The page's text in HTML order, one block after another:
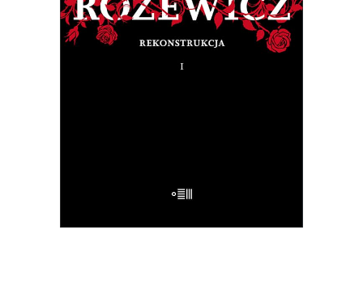
E-BOOK DO KOSZYKA
(tom 1)
Na pytanie: „Kim jesteś?”, Tadeusz
Różewicz odpowiedział przed laty: „Kto
mnie uważnie czyta, ten wie”.